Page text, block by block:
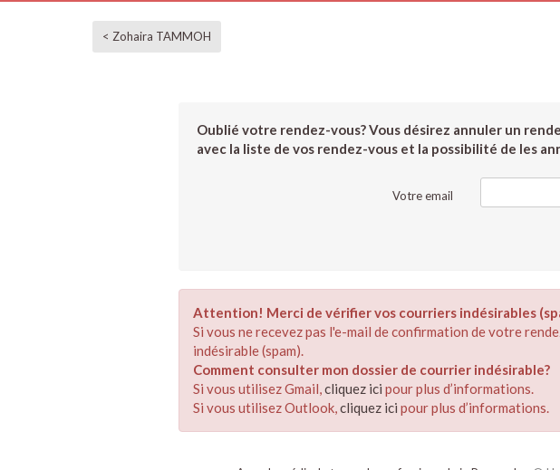
< Zohaira TAMMOH
Oublié votre rendez-vous? Vous désirez annuler un
avec la liste de vos rendez-vous et la possibilité de les
Votre email
Attention! Merci de vérifier vos courriers indésirables
Si vous ne recevez pas l'e-mail de confirmation de votre
indésirable (spam).
Comment consulter mon dossier de courrier indésirable?
Si vous utilisez Gmail,cliquez ici pour plus d’informations.
Si vous utilisez Outlook,cliquez ici pour plus d’informations.